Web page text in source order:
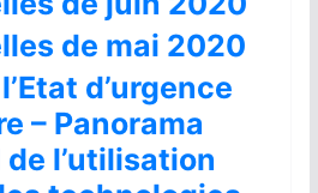
de mai 2020
d’urgence
– Panorama
l’utilisation